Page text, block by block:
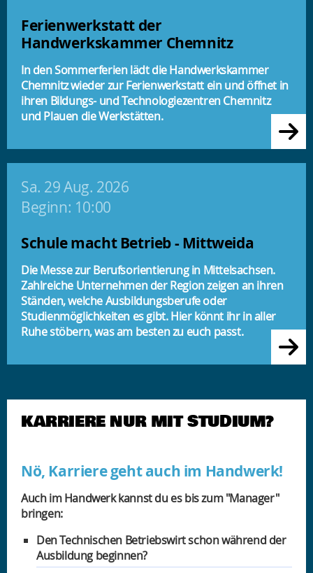
Ferienwerkstatt der
Handwerkskammer Chemnitz
In den Sommerferien lädt die Handwerkskammer
Chemnitz wieder zur Ferienwerkstatt ein und öffnet in
ihren Bildungs- und Technologiezentren Chemnitz
und Plauen die Werkstätten.
Sa. 29 Aug. 2026
Beginn: 10:00
Schule macht Betrieb - Mittweida
Die Messe zur Berufsorientierung in Mittelsachsen.
Zahlreiche Unternehmen der Region zeigen an ihren
Ständen, welche Ausbildungsberufe oder
Studienmöglichkeiten es gibt. Hier könnt ihr in aller
Ruhe stöbern, was am besten zu euch passt.
KARRIERE NUR MIT STUDIUM?
Nö, Karriere geht auch im Handwerk!
Auch im Handwerk kannst du es bis zum "Manager"
bringen:
Den Technischen Betriebswirt schon während der
Ausbildung beginnen?